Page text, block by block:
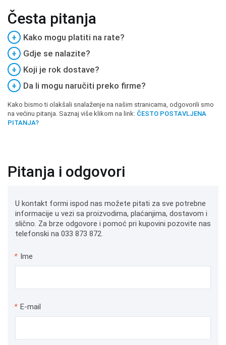
Česta pitanja
+
Kako mogu platiti na rate?
+
Gdje se nalazite?
+
Koji je rok dostave?
+
Da li mogu naručiti preko firme?
Kako bismo ti olakšali snalaženje na našim stranicama, odgovorili smo
na većinu pitanja. Saznaj više klikom na link: ČESTO POSTAVLJENA
PITANJA?
Pitanja i odgovori
U kontakt formi ispod nas možete pitati za sve potrebne
informacije u vezi sa proizvodima, plaćanjima, dostavom i
slično. Za brze odgovore i pomoć pri kupovini pozovite nas
telefonski na 033 873 872.
* Ime
* E-mail